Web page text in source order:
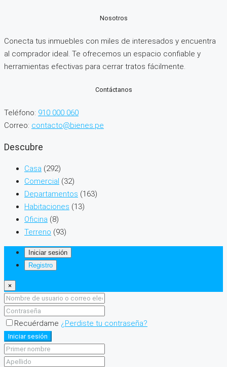
Nosotros
Conecta tus inmuebles con miles de interesados y encuentra
al comprador ideal. Te ofrecemos un espacio confiable y
herramientas efectivas para cerrar tratos fácilmente.
Contáctanos
Teléfono: 910 000 060
Correo: contacto@bienes.pe
Descubre
Casa (292)
Comercial (32)
Departamentos (163)
Habitaciones (13)
Oficina (8)
Terreno (93)
Iniciar sesión
Registro
×
Recuérdame ¿Perdiste tu contraseña?
Iniciar sesión